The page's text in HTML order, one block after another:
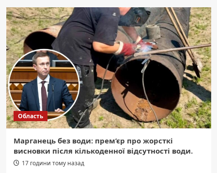
Область
Марганець без води: прем’єр про жорсткі
висновки після кількоденної відсутності води.
17 години тому назад